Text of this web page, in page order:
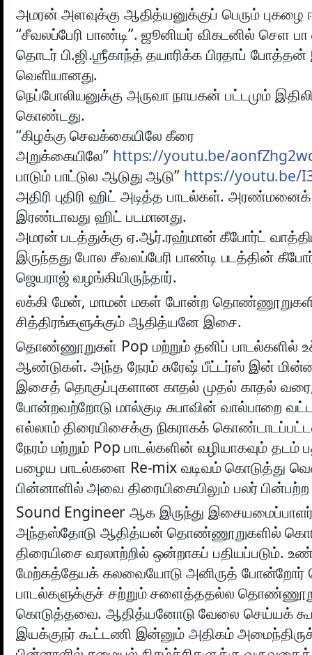
அமரன் அளவுக்கு ஆதித்யனுக்குப் பெரும் புகழை
“சீவலப்பேரி பாண்டி”. ஜூனியர் விகடனில் செள பா
தொடர் பி.ஜி.ஶ்ரீகாந்த் தயாரிக்க பிரதாப்
வெளியானது.
நெப்போலியனுக்கு அருவா நாயகன் பட்டமும்
கொண்டது.
“கிழக்கு செவக்கையிலே கீரை
அறுக்கையிலே” https://youtu.be/
பாடும் பாட்டுல ஆடுது ஆடு” https://youtu.be/
அதிரி புதிரி ஹிட் அடித்த பாடல்கள்.
இரண்டாவது ஹிட் படமானது.
அமரன் படத்துக்கு ஏ.ஆர்.ரஹ்மான் கீபோர்ட்
இருந்தது போல சீவலப்பேரி பாண்டி படத்தின்
ஜெயராஜ் வழங்கியிருந்தார்.
லக்கி மேன், மாமன் மகள் போன்ற
சித்திரங்களுக்கும் ஆதித்யனே இசை.
தொண்ணூறுகள் Pop மற்றும் தனிப் பாடல்களில்
ஆண்டுகள். அந்த நேரம் சுரேஷ் பீட்டர்ஸ் இன்
இசைத் தொகுப்புகளான காதல் முதல் காதல்
போன்றவற்றோடு மால்குடி சுபாவின் வால்பாறை
எல்லாம் திரையிசைக்கு நிகராகக்
நேரம் மற்றும் Pop பாடல்களின் வழியாகவும்
பழைய பாடல்களை Re-mix வடிவம் கொடுத்து
பின்னாளில் அவை திரையிசையிலும் பலர்
Sound Engineer ஆக இருந்து
அந்தஸ்தோடு ஆதித்யன் தொண்ணூறுகளில்
திரையிசை வரலாற்றில் ஒன்றாகப் பதியப்படும்.
மேற்கத்தேயக் கலவையோடு அனிருத் போன்றோர்
பாடல்களுக்குச் சற்றும் சளைத்ததல்ல
கொடுத்தவை. ஆதித்யனோடு வேலை செய்யக்
இயக்குநர் கூட்டணி இன்னும் அதிகம்